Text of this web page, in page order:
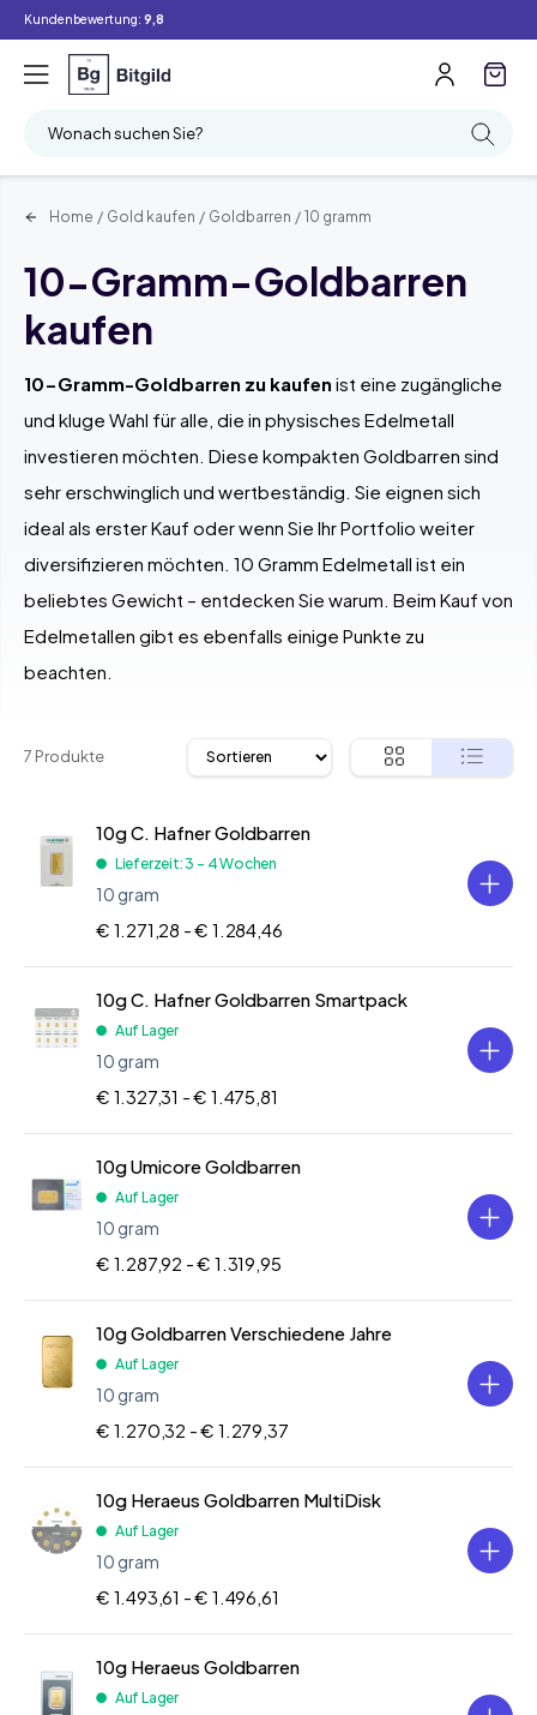
Kundenbewertung: 9,8
Wonach suchen Sie?
Filter
Home / Gold kaufen / Goldbarren / 10 gramm
10-Gramm-Goldbarren
kaufen
10-Gramm-Goldbarren zu kaufen ist eine zugängliche
und kluge Wahl für alle, die in physisches Edelmetall
investieren möchten. Diese kompakten Goldbarren sind
sehr erschwinglich und wertbeständig. Sie eignen sich
ideal als erster Kauf oder wenn Sie Ihr Portfolio weiter
diversifizieren möchten. 10 Gramm Edelmetall ist ein
beliebtes Gewicht – entdecken Sie warum. Beim Kauf von
Edelmetallen gibt es ebenfalls einige Punkte zu
beachten.
7 Produkte
10g C. Hafner Goldbarren
Lieferzeit: 3 - 4 Wochen
10 gram
€ 1.271,28 -€ 1.284,46
10g C. Hafner Goldbarren Smartpack
Auf Lager
10 gram
€ 1.327,31 -€ 1.475,81
10g Umicore Goldbarren
Auf Lager
10 gram
€ 1.287,92 -€ 1.319,95
10g Goldbarren Verschiedene Jahre
Auf Lager
10 gram
€ 1.270,32 -€ 1.279,37
10g Heraeus Goldbarren MultiDisk
Auf Lager
10 gram
€ 1.493,61 -€ 1.496,61
10g Heraeus Goldbarren
Auf Lager